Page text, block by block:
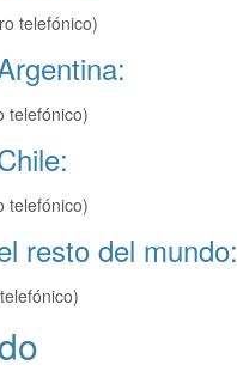
telefónico)
telefónico)
telefónico)
resto del mundo: